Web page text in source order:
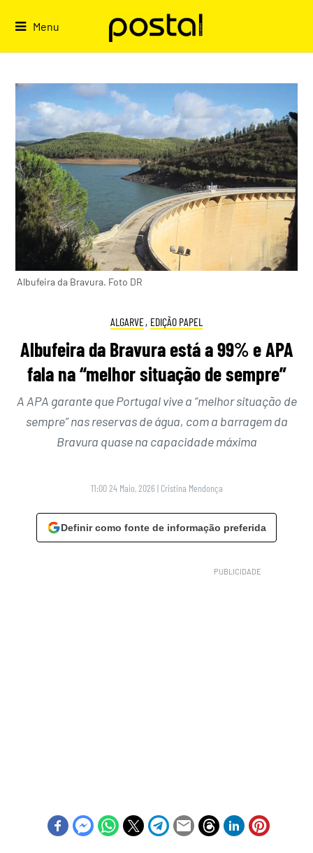
Menu
Albufeira da Bravura. Foto DR
ALGARVE, EDIÇÃO PAPEL
Albufeira da Bravura está a 99% e APA
fala na “melhor situação de sempre”
A APA garante que Portugal vive a “melhor situação de
sempre” nas reservas de água, com a barragem da
Bravura quase na capacidade máxima
11:00 24 Maio, 2026 | Cristina Mendonça
Definir como fonte de informação preferida